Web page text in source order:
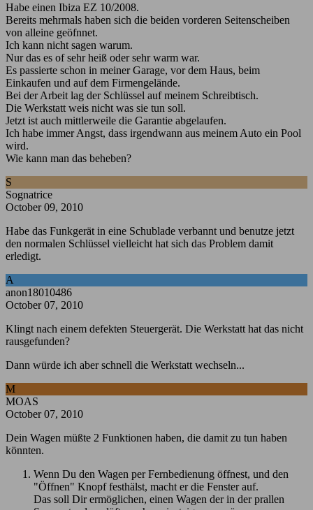
Habe einen Ibiza EZ 10/2008.
Bereits mehrmals haben sich die beiden vorderen Seitenscheiben
von alleine geöfnnet.
Ich kann nicht sagen warum.
Nur das es of sehr heiß oder sehr warm war.
Es passierte schon in meiner Garage, vor dem Haus, beim
Einkaufen und auf dem Firmengelände.
Bei der Arbeit lag der Schlüssel auf meinem Schreibtisch.
Die Werkstatt weis nicht was sie tun soll.
Jetzt ist auch mittlerweile die Garantie abgelaufen.
Ich habe immer Angst, dass irgendwann aus meinem Auto ein Pool
wird.
Wie kann man das beheben?
S
Sognatrice
October 09, 2010
Habe das Funkgerät in eine Schublade verbannt und benutze jetzt
den normalen Schlüssel vielleicht hat sich das Problem damit
erledigt.
A
anon18010486
October 07, 2010
Klingt nach einem defekten Steuergerät. Die Werkstatt hat das nicht
rausgefunden?
Dann würde ich aber schnell die Werkstatt wechseln...
M
MOAS
October 07, 2010
Dein Wagen müßte 2 Funktionen haben, die damit zu tun haben
könnten.
Wenn Du den Wagen per Fernbedienung öffnest, und den
"Öffnen" Knopf festhälst, macht er die Fenster auf.
Das soll Dir ermöglichen, einen Wagen der in der prallen